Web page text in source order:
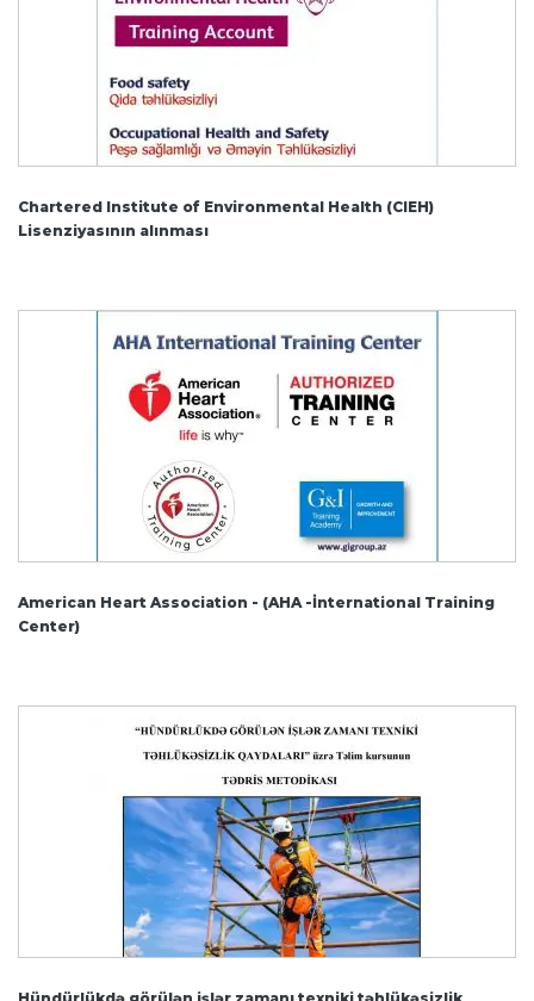
Chartered Institute of Environmental Health (CIEH)
Lisenziyasının alınması
American Heart Association - (AHA -İnternational Training
Center)